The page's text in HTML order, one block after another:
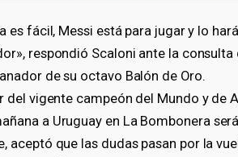
es fácil, Messi está para jugar y lo
respondió Scaloni ante la
de su octavo Balón de Oro.
del vigente campeón del Mundo y de
a Uruguay en La Bombonera
aceptó que las dudas pasan por la